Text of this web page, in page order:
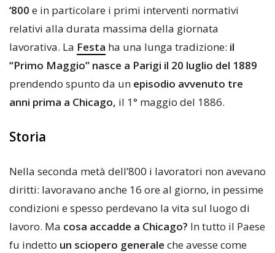
‘800 e in particolare i primi interventi normativi
relativi alla durata massima della giornata
lavorativa. La Festa ha una lunga tradizione: il
“Primo Maggio” nasce a Parigi il 20 luglio del 1889
prendendo spunto da un episodio avvenuto tre
anni prima a Chicago, il 1° maggio del 1886.
Storia
Nella seconda metà dell’800 i lavoratori non avevano
diritti: lavoravano anche 16 ore al giorno, in pessime
condizioni e spesso perdevano la vita sul luogo di
lavoro. Ma cosa accadde a Chicago? In tutto il Paese
fu indetto un sciopero generale che avesse come